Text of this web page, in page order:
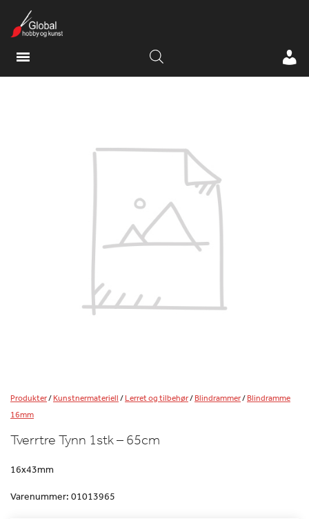
Produkter/Kunstnermateriell/Lerret og tilbehør/Blindrammer/Blindramme
16mm
Tverrtre Tynn 1stk – 65cm
16x43mm
Varenummer: 01013965